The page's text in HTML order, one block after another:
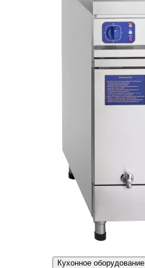
Кухонное оборудование